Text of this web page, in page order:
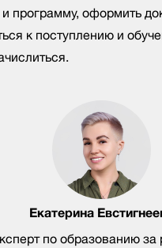
Екатерина
по образованию за
программу, оформить
к поступлению и